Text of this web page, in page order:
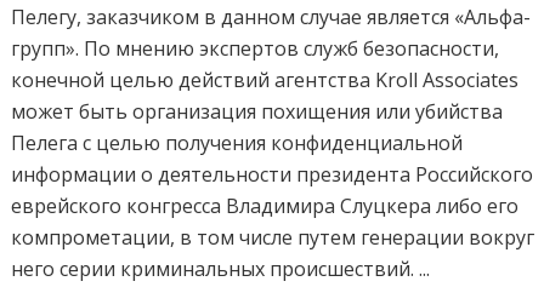
Пелегу, заказчиком в данном случае является «Альфа-
групп». По мнению экспертов служб безопасности,
конечной целью действий агентства Kroll Associates
может быть организация похищения или убийства
Пелега с целью получения конфиденциальной
информации о деятельности президента Российского
еврейского конгресса Владимира Слуцкера либо его
компрометации, в том числе путем генерации вокруг
него серии криминальных происшествий. ...